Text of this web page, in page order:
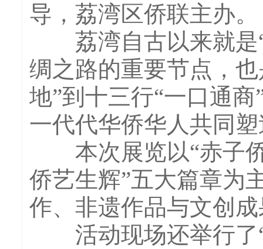
导，荔湾区侨联主办。
荔湾自古以来就是“
绸之路的重要节点，
地”到十三行“一口通
一代代华侨华人共同
本次展览以“赤子
侨艺生辉”五大篇章为
作、非遗作品与文创
活动现场还举行了“